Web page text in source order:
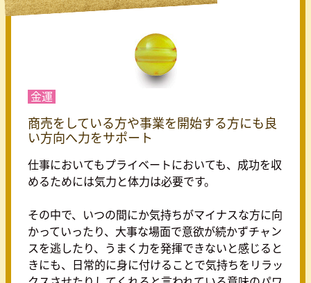
金運
商売をしている方や事業を開始する方にも良
い方向へ力をサポート
仕事においてもプライベートにおいても、成功を収
めるためには気力と体力は必要です。
その中で、いつの間にか気持ちがマイナスな方に向
かっていったり、大事な場面で意欲が続かずチャン
スを逃したり、うまく力を発揮できないと感じると
きにも、日常的に身に付けることで気持ちをリラッ